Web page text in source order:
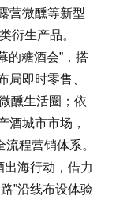
营微醺等新型
衍生产品。
糖酒会”，搭
局即时零售、
醺生活圈；依
酒城市市场，
程营销体系。
海行动，借力
”沿线布设体验